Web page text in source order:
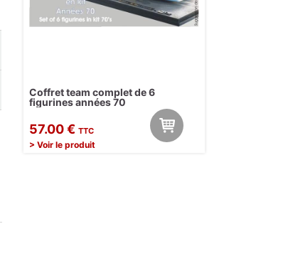
Coffret team complet de 6
figurines années 70
57.00 € TTC
> Voir le produit